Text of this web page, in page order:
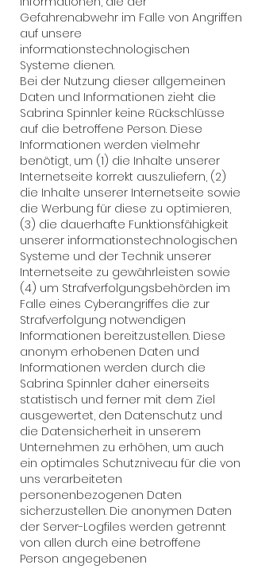
Gefahrenabwehr im Falle von Angriffen
auf unsere
informationstechnologischen
Systeme dienen.
Bei der Nutzung dieser allgemeinen
Daten und Informationen zieht die
Sabrina Spinnler keine Rückschlüsse
auf die betroffene Person. Diese
Informationen werden vielmehr
benötigt, um (1) die Inhalte unserer
Internetseite korrekt auszuliefern, (2)
die Inhalte unserer Internetseite sowie
die Werbung für diese zu optimieren,
(3) die dauerhafte Funktionsfähigkeit
unserer informationstechnologischen
Systeme und der Technik unserer
Internetseite zu gewährleisten sowie
(4) um Strafverfolgungsbehörden im
Falle eines Cyberangriffes die zur
Strafverfolgung notwendigen
Informationen bereitzustellen. Diese
anonym erhobenen Daten und
Informationen werden durch die
Sabrina Spinnler daher einerseits
statistisch und ferner mit dem Ziel
ausgewertet, den Datenschutz und
die Datensicherheit in unserem
Unternehmen zu erhöhen, um auch
ein optimales Schutzniveau für die von
uns verarbeiteten
personenbezogenen Daten
sicherzustellen. Die anonymen Daten
der Server-Logfiles werden getrennt
von allen durch eine betroffene
Person angegebenen